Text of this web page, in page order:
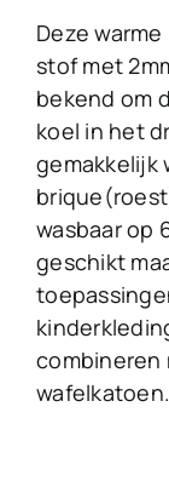
Deze
stof met
bekend om
koel in het
gemakkelijk
wasbaar op
geschikt
combineren
wafelkatoen.